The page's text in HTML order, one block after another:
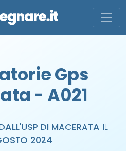
Gps
- A021
DI MACERATA IL
2024